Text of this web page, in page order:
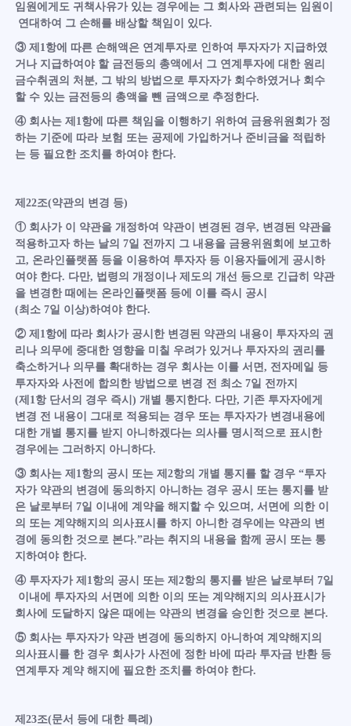
임원에게도 귀책사유가 있는 경우에는 그 회사와 관련되는 임원이
연대하여 그 손해를 배상할 책임이 있다.
③ 제1항에 따른 손해액은 연계투자로 인하여 투자자가 지급하였
거나 지급하여야 할 금전등의 총액에서 그 연계투자에 대한 원리
금수취권의 처분, 그 밖의 방법으로 투자자가 회수하였거나 회수
할 수 있는 금전등의 총액을 뺀 금액으로 추정한다.
④ 회사는 제1항에 따른 책임을 이행하기 위하여 금융위원회가 정
하는 기준에 따라 보험 또는 공제에 가입하거나 준비금을 적립하
는 등 필요한 조치를 하여야 한다.
제22조(약관의 변경 등)
① 회사가 이 약관을 개정하여 약관이 변경된 경우, 변경된 약관을
적용하고자 하는 날의 7일 전까지 그 내용을 금융위원회에 보고하
고, 온라인플랫폼 등을 이용하여 투자자 등 이용자들에게 공시하
여야 한다. 다만, 법령의 개정이나 제도의 개선 등으로 긴급히 약관
을 변경한 때에는 온라인플랫폼 등에 이를 즉시 공시
(최소 7일 이상)하여야 한다.
② 제1항에 따라 회사가 공시한 변경된 약관의 내용이 투자자의 권
리나 의무에 중대한 영향을 미칠 우려가 있거나 투자자의 권리를
축소하거나 의무를 확대하는 경우 회사는 이를 서면, 전자메일 등
투자자와 사전에 합의한 방법으로 변경 전 최소 7일 전까지
(제1항 단서의 경우 즉시) 개별 통지한다. 다만, 기존 투자자에게
변경 전 내용이 그대로 적용되는 경우 또는 투자자가 변경내용에
대한 개별 통지를 받지 아니하겠다는 의사를 명시적으로 표시한
경우에는 그러하지 아니하다.
③ 회사는 제1항의 공시 또는 제2항의 개별 통지를 할 경우 “투자
자가 약관의 변경에 동의하지 아니하는 경우 공시 또는 통지를 받
은 날로부터 7일 이내에 계약을 해지할 수 있으며, 서면에 의한 이
의 또는 계약해지의 의사표시를 하지 아니한 경우에는 약관의 변
경에 동의한 것으로 본다.”라는 취지의 내용을 함께 공시 또는 통
지하여야 한다.
④ 투자자가 제1항의 공시 또는 제2항의 통지를 받은 날로부터 7일
이내에 투자자의 서면에 의한 이의 또는 계약해지의 의사표시가
회사에 도달하지 않은 때에는 약관의 변경을 승인한 것으로 본다.
⑤ 회사는 투자자가 약관 변경에 동의하지 아니하여 계약해지의
의사표시를 한 경우 회사가 사전에 정한 바에 따라 투자금 반환 등
연계투자 계약 해지에 필요한 조치를 하여야 한다.
제23조(문서 등에 대한 특례)